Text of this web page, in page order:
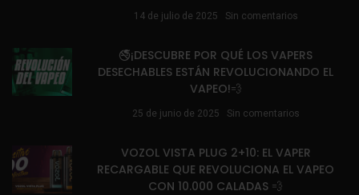
14 de julio de 2025 Sin comentarios
🚭¡DESCUBRE POR QUÉ LOS VAPERS
DESECHABLES ESTÁN REVOLUCIONANDO EL
VAPEO!💨
25 de junio de 2025 Sin comentarios
VOZOL VISTA PLUG 2+10: EL VAPER
RECARGABLE QUE REVOLUCIONA EL VAPEO
CON 10.000 CALADAS 💨